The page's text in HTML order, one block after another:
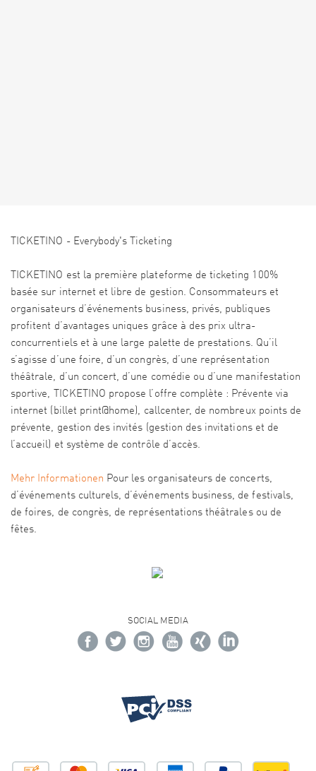
TICKETINO - Everybody's Ticketing
TICKETINO est la première plateforme de ticketing 100%
basée sur internet et libre de gestion. Consommateurs et
organisateurs d’événements business, privés, publiques
profitent d’avantages uniques grâce à des prix ultra-
concurrentiels et à une large palette de prestations. Qu’il
s’agisse d’une foire, d’un congrès, d’une représentation
théâtrale, d’un concert, d’une comédie ou d’une manifestation
sportive, TICKETINO propose l’offre complète : Prévente via
internet (billet print@home), callcenter, de nombreux points de
prévente, gestion des invités (gestion des invitations et de
l’accueil) et système de contrôle d’accès.
Mehr Informationen Pour les organisateurs de concerts,
d’événements culturels, d’événements business, de festivals,
de foires, de congrès, de représentations théâtrales ou de
fêtes.
SOCIAL MEDIA